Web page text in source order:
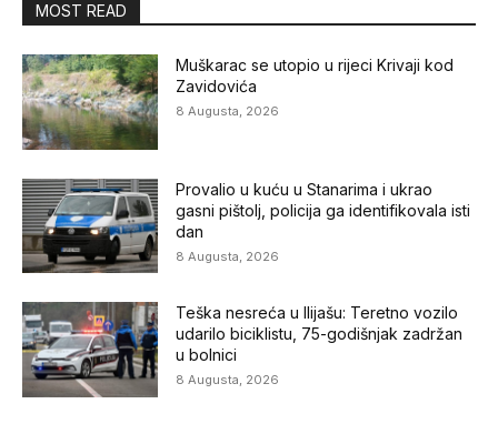
MOST READ
Muškarac se utopio u rijeci Krivaji kod
Zavidovića
8 Augusta, 2026
Provalio u kuću u Stanarima i ukrao
gasni pištolj, policija ga identifikovala isti
dan
8 Augusta, 2026
Teška nesreća u Ilijašu: Teretno vozilo
udarilo biciklistu, 75-godišnjak zadržan
u bolnici
8 Augusta, 2026